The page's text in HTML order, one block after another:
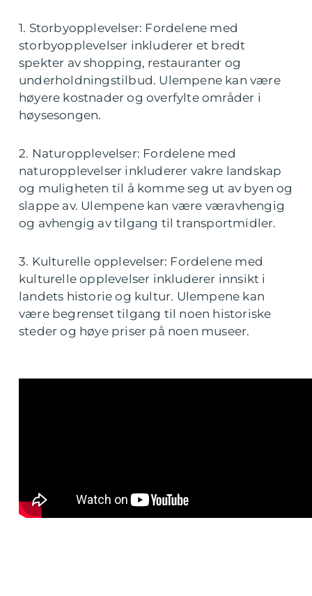
1. Storbyopplevelser: Fordelene med
storbyopplevelser inkluderer et bredt
spekter av shopping, restauranter og
underholdningstilbud. Ulempene kan være
høyere kostnader og overfylte områder i
høysesongen.
2. Naturopplevelser: Fordelene med
naturopplevelser inkluderer vakre landskap
og muligheten til å komme seg ut av byen og
slappe av. Ulempene kan være væravhengig
og avhengig av tilgang til transportmidler.
3. Kulturelle opplevelser: Fordelene med
kulturelle opplevelser inkluderer innsikt i
landets historie og kultur. Ulempene kan
være begrenset tilgang til noen historiske
steder og høye priser på noen museer.